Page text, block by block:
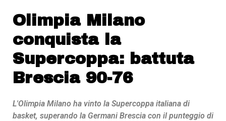
Olimpia Milano
conquista la
Supercoppa: battuta
Brescia 90-76
L'Olimpia Milano ha vinto la Supercoppa italiana di
basket, superando la Germani Brescia con il punteggio di